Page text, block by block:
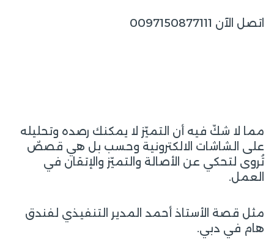
اتصل الآن 0097150877111
مما لا شكّ فيه أن التميّز لا يمكنك رصده وتحليله
على الشاشات الالكترونية وحسب بل هي قصصٌ
تُروى لتحكي عن الأصالة والتميّز والإتقان في
العمل.
مثل قصة الأستاذ أحمد المدير التنفيذي لفندق
هام في دبي.